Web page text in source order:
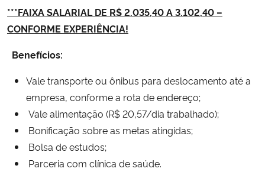
Secretaria-Geral
Gabinete de Segurança Institucional
Advocacia-Geral da União
Banco Central do Brasil
***FAIXA SALARIAL DE R$ 2.035,40 A 3.102,40 –
CONFORME EXPERIÊNCIA!
Benefícios:
Vale transporte ou ônibus para deslocamento até a
empresa, conforme a rota de endereço;
Vale alimentação (R$ 20,57/dia trabalhado);
Bonificação sobre as metas atingidas;
Bolsa de estudos;
Parceria com clínica de saúde.